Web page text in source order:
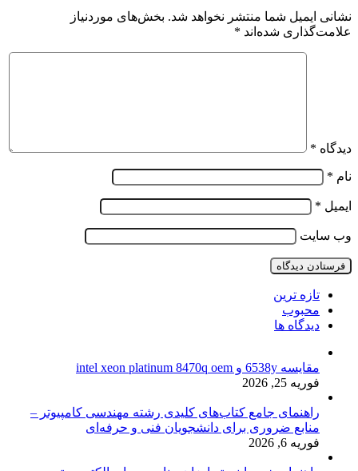
نشانی ایمیل شما منتشر نخواهد شد. بخش‌های موردنیاز
علامت‌گذاری شده‌اند *
دیدگاه *
نام *
ایمیل *
وب‌ سایت
تازه ترین
محبوب
دیدگاه ها
مقایسه 6538y و intel xeon platinum 8470q oem
فوریه 25, 2026
راهنمای جامع کتاب‌های کلیدی رشته مهندسی کامپیوتر –
منابع ضروری برای دانشجویان فنی و حرفه‌ای
فوریه 6, 2026